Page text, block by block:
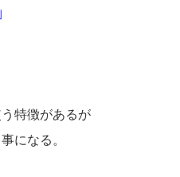
特徴があるが
になる。